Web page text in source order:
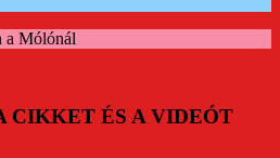
a Mólónál
ÉS A VIDEÓT